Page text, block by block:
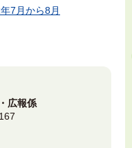
7月から8月
広報係